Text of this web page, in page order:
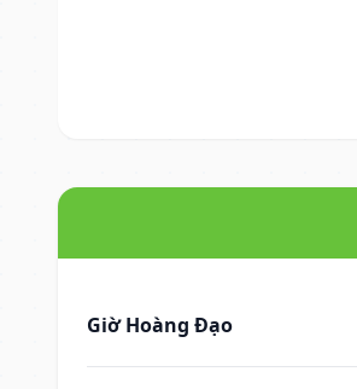
Giờ Hoàng Đạo